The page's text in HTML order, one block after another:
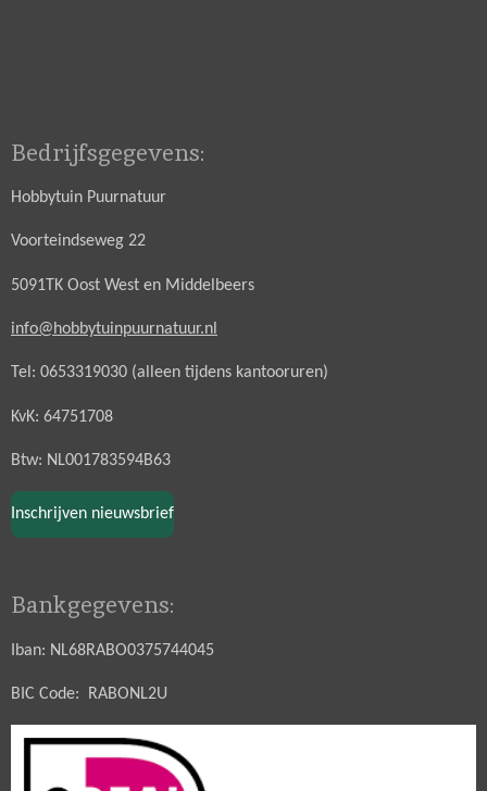
Bedrijfsgegevens:
Hobbytuin Puurnatuur
Voorteindseweg 22
5091TK Oost West en Middelbeers
info@hobbytuinpuurnatuur.nl
Tel: 0653319030 (alleen tijdens kantooruren)
KvK: 64751708
Btw: NL001783594B63
Inschrijven nieuwsbrief
Bankgegevens:
Iban: NL68RABO0375744045
BIC Code: RABONL2U